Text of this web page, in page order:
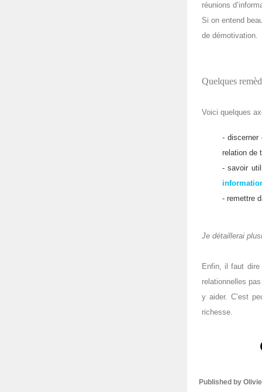
réunions
Si on entend
de démotivation.
Quelques
Voici quelques
- discerner
relation de
- savoir
- remettre
Je détaillerai
Enfin, il faut dire
relationnelles
y aider. C’est
richesse.
Published by